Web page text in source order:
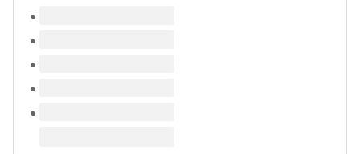
このタイトルの巻号